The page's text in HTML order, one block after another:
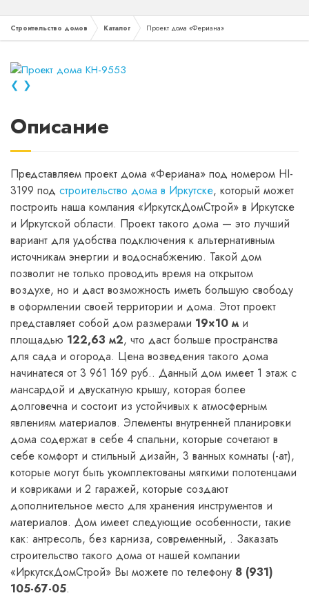
Строительство домов Каталог Проект дома «Фериана»
❮ ❯
Описание
Представляем проект дома «Фериана» под номером HI-
3199 под строительство дома в Иркутске, который может
построить наша компания «ИркутскДомСтрой» в Иркутске
и Иркутской области. Проект такого дома — это лучший
вариант для удобства подключения к альтернативным
источникам энергии и водоснабжению. Такой дом
позволит не только проводить время на открытом
воздухе, но и даст возможность иметь большую свободу
в оформлении своей территории и дома. Этот проект
представляет собой дом размерами 19×10 м и
площадью 122,63 м2, что даст больше пространства
для сада и огорода. Цена возведения такого дома
начинатеся от 3 961 169 руб.. Данный дом имеет 1 этаж с
мансардой и двускатную крышу, которая более
долговечна и состоит из устойчивых к атмосферным
явлениям материалов. Элементы внутренней планировки
дома содержат в себе 4 спальни, которые сочетают в
себе комфорт и стильный дизайн, 3 ванных комнаты (-ат),
которые могут быть укомплектованы мягкими полотенцами
и ковриками и 2 гаражей, которые создают
дополнительное место для хранения инструментов и
материалов. Дом имеет следующие особенности, такие
как: антресоль, без карниза, современный, . Заказать
строительство такого дома от нашей компании
«ИркутскДомСтрой» Вы можете по телефону 8 (931)
105-67-05.